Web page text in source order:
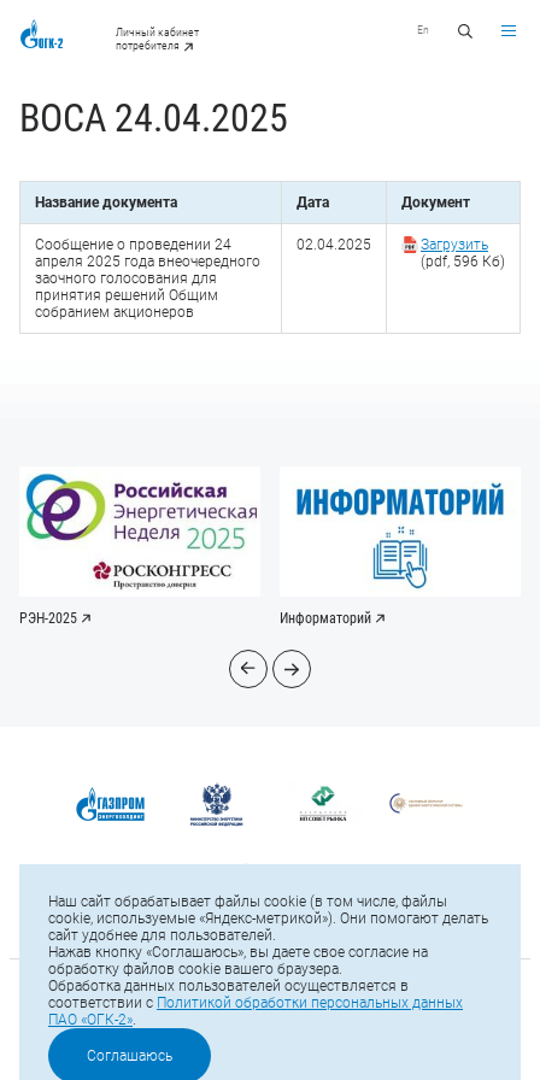
Личный кабинет
потребителя
En
ВОСА 24.04.2025
Название документа Дата Документ
Сообщение о проведении 24
апреля 2025 года внеочередного
заочного голосования для
принятия решений Общим
собранием акционеров
02.04.2025
Загрузить
(pdf, 596 Кб)
РЭН-2025 Информаторий
© 2025 ПАО «ОГК-2»
Тел.: +7 (812) 646-13-64
Е-mail:office@ogk2.ru
Наш сайт обрабатывает файлы cookie (в том числе, файлы
cookie, используемые «Яндекс-метрикой»). Они помогают делать
сайт удобнее для пользователей.
Нажав кнопку «Соглашаюсь», вы даете свое согласие на
обработку файлов cookie вашего браузера.
Обработка данных пользователей осуществляется в
соответствии с Политикой обработки персональных данных
ПАО «ОГК-2».
Соглашаюсь